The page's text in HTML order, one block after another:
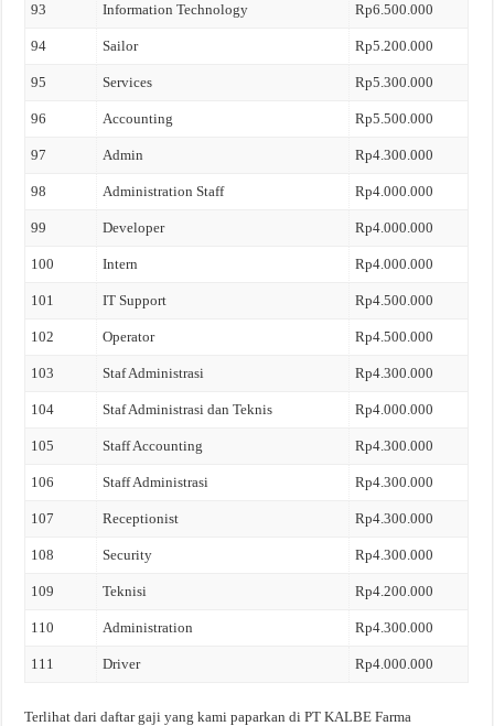
93 Information Technology Rp6.500.000
94 Sailor Rp5.200.000
95 Services Rp5.300.000
96 Accounting Rp5.500.000
97 Admin Rp4.300.000
98 Administration Staff Rp4.000.000
99 Developer Rp4.000.000
100 Intern Rp4.000.000
101 IT Support Rp4.500.000
102 Operator Rp4.500.000
103 Staf Administrasi Rp4.300.000
104 Staf Administrasi dan Teknis Rp4.000.000
105 Staff Accounting Rp4.300.000
106 Staff Administrasi Rp4.300.000
107 Receptionist Rp4.300.000
108 Security Rp4.300.000
109 Teknisi Rp4.200.000
110 Administration Rp4.300.000
111 Driver Rp4.000.000
Terlihat dari daftar gaji yang kami paparkan di PT KALBE Farma